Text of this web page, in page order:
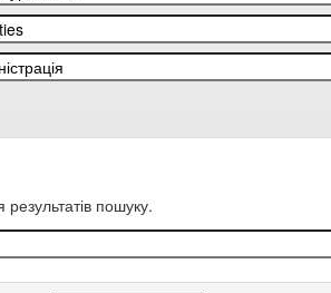
пошуку.